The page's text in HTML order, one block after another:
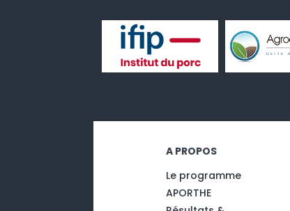
A PROPOS
Le programme
APORTHE